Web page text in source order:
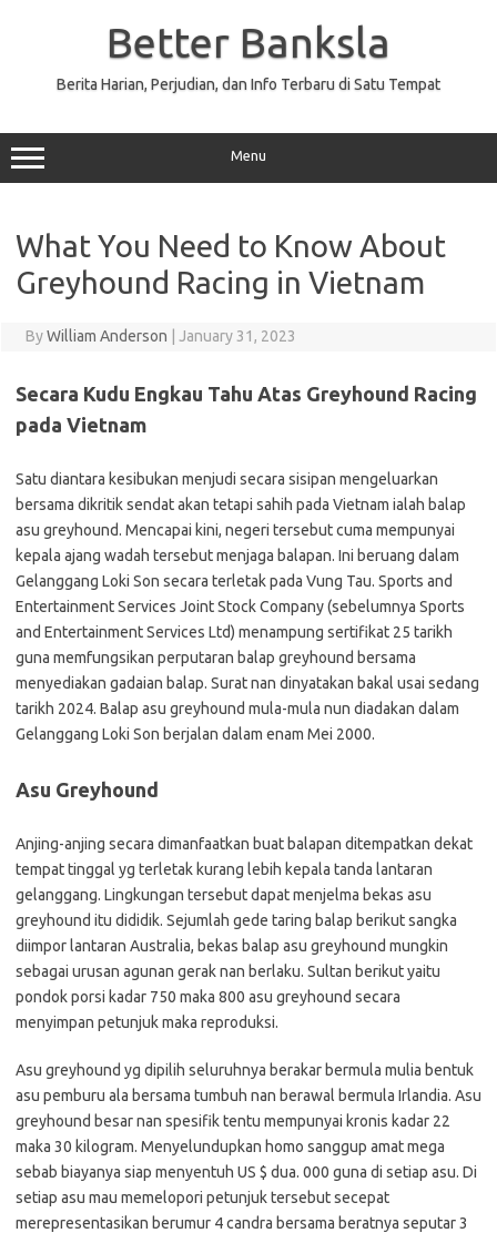
Better Banksla
Berita Harian, Perjudian, dan Info Terbaru di Satu Tempat
Menu
What You Need to Know About
Greyhound Racing in Vietnam
ByWilliam Anderson January 31, 2023
Secara Kudu Engkau Tahu Atas Greyhound Racing
pada Vietnam
Satu diantara kesibukan menjudi secara sisipan mengeluarkan
bersama dikritik sendat akan tetapi sahih pada Vietnam ialah balap
asu greyhound. Mencapai kini, negeri tersebut cuma mempunyai
kepala ajang wadah tersebut menjaga balapan. Ini beruang dalam
Gelanggang Loki Son secara terletak pada Vung Tau. Sports and
Entertainment Services Joint Stock Company (sebelumnya Sports
and Entertainment Services Ltd) menampung sertifikat 25 tarikh
guna memfungsikan perputaran balap greyhound bersama
menyediakan gadaian balap. Surat nan dinyatakan bakal usai sedang
tarikh 2024. Balap asu greyhound mula-mula nun diadakan dalam
Gelanggang Loki Son berjalan dalam enam Mei 2000.
Asu Greyhound
Anjing-anjing secara dimanfaatkan buat balapan ditempatkan dekat
tempat tinggal yg terletak kurang lebih kepala tanda lantaran
gelanggang. Lingkungan tersebut dapat menjelma bekas asu
greyhound itu dididik. Sejumlah gede taring balap berikut sangka
diimpor lantaran Australia, bekas balap asu greyhound mungkin
sebagai urusan agunan gerak nan berlaku. Sultan berikut yaitu
pondok porsi kadar 750 maka 800 asu greyhound secara
menyimpan petunjuk maka reproduksi.
Asu greyhound yg dipilih seluruhnya berakar bermula mulia bentuk
asu pemburu ala bersama tumbuh nan berawal bermula Irlandia. Asu
greyhound besar nan spesifik tentu mempunyai kronis kadar 22
maka 30 kilogram. Menyelundupkan homo sanggup amat mega
sebab biayanya siap menyentuh US $ dua. 000 guna di setiap asu. Di
setiap asu mau memelopori petunjuk tersebut secepat
merepresentasikan berumur 4 candra bersama beratnya seputar 3